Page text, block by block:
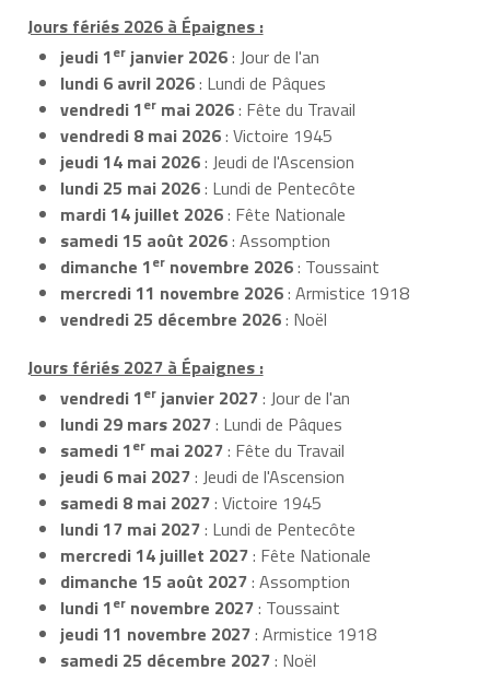
Jours fériés 2026 à Épaignes :
jeudi 1er janvier 2026: Jour de l'an
lundi 6 avril 2026: Lundi de Pâques
vendredi 1er mai 2026: Fête du Travail
vendredi 8 mai 2026: Victoire 1945
jeudi 14 mai 2026: Jeudi de l'Ascension
lundi 25 mai 2026: Lundi de Pentecôte
mardi 14 juillet 2026: Fête Nationale
samedi 15 août 2026: Assomption
dimanche 1er novembre 2026: Toussaint
mercredi 11 novembre 2026: Armistice 1918
vendredi 25 décembre 2026: Noël
Jours fériés 2027 à Épaignes :
vendredi 1er janvier 2027: Jour de l'an
lundi 29 mars 2027: Lundi de Pâques
samedi 1er mai 2027: Fête du Travail
jeudi 6 mai 2027: Jeudi de l'Ascension
samedi 8 mai 2027: Victoire 1945
lundi 17 mai 2027: Lundi de Pentecôte
mercredi 14 juillet 2027: Fête Nationale
dimanche 15 août 2027: Assomption
lundi 1er novembre 2027: Toussaint
jeudi 11 novembre 2027: Armistice 1918
samedi 25 décembre 2027: Noël